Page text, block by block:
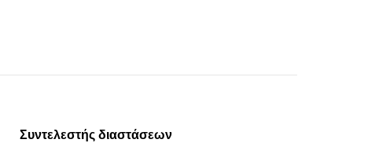
Συντελεστής διαστάσεων